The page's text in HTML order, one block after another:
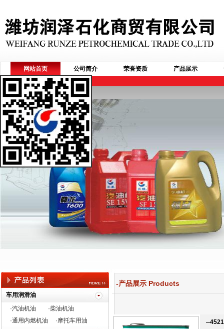
网站首页 公司简介 荣誉资质 产品展示
车用润滑油
·汽油机油
·柴油机油
·通用内燃机油
·摩托车用油
-产品展示 Products
--4521